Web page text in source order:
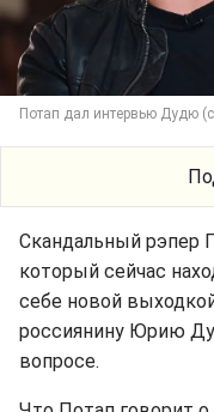
Потап дал интервью Дудю
Скандальный рэпер
который сейчас
себе новой
россиянину Юрию
вопросе.